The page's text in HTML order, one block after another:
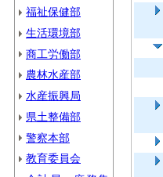
福祉保健部
生活環境部
商工労働部
農林水産部
水産振興局
県土整備部
警察本部
教育委員会